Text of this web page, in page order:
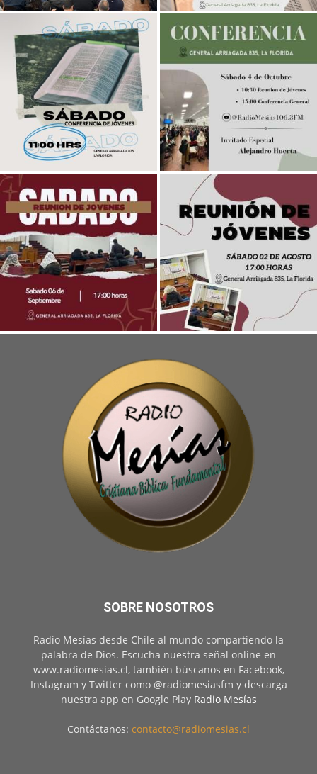
SOBRE NOSOTROS
Radio Mesías desde Chile al mundo compartiendo la
palabra de Dios. Escucha nuestra señal online en
www.radiomesias.cl, también búscanos en Facebook,
Instagram y Twitter como @radiomesiasfm y descarga
nuestra app en Google Play Radio Mesías
Contáctanos: contacto@radiomesias.cl